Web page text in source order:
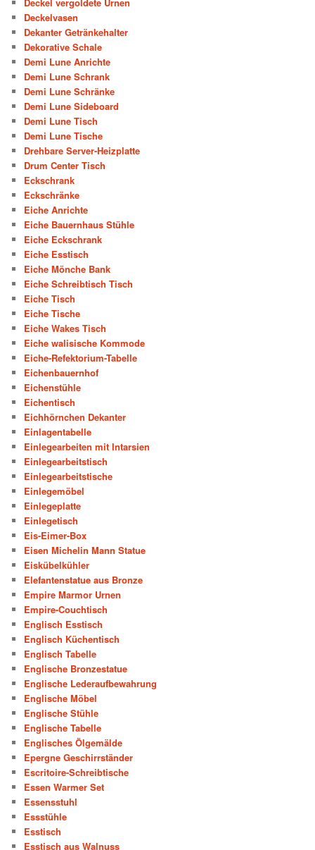
Deckelvasen
Dekanter Getränkehalter
Dekorative Schale
Demi Lune Anrichte
Demi Lune Schrank
Demi Lune Schränke
Demi Lune Sideboard
Demi Lune Tisch
Demi Lune Tische
Drehbare Server-Heizplatte
Drum Center Tisch
Eckschrank
Eckschränke
Eiche Anrichte
Eiche Bauernhaus Stühle
Eiche Eckschrank
Eiche Esstisch
Eiche Mönche Bank
Eiche Schreibtisch Tisch
Eiche Tisch
Eiche Tische
Eiche Wakes Tisch
Eiche walisische Kommode
Eiche-Refektorium-Tabelle
Eichenbauernhof
Eichenstühle
Eichentisch
Eichhörnchen Dekanter
Einlagentabelle
Einlegearbeiten mit Intarsien
Einlegearbeitstisch
Einlegearbeitstische
Einlegemöbel
Einlegeplatte
Einlegetisch
Eis-Eimer-Box
Eisen Michelin Mann Statue
Eiskübelkühler
Elefantenstatue aus Bronze
Empire Marmor Urnen
Empire-Couchtisch
Englisch Esstisch
Englisch Küchentisch
Englisch Tabelle
Englische Bronzestatue
Englische Lederaufbewahrung
Englische Möbel
Englische Stühle
Englische Tabelle
Englisches Ölgemälde
Epergne Geschirrständer
Escritoire-Schreibtische
Essen Warmer Set
Essensstuhl
Essstühle
Esstisch
Esstisch aus Walnuss